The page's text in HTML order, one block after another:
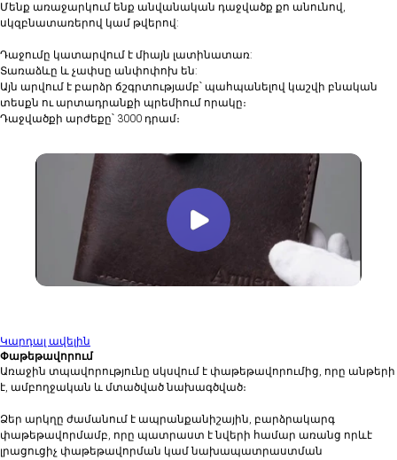
Մենք առաջարկում ենք անվանական դաջվածք քո անունով,
սկզբնատառերով կամ թվերով:
Դաջումը կատարվում է միայն լատինատառ:
Տառաձևը և չափսը անփոփոխ են:
Այն արվում է բարձր ճշգրտությամբ՝ պահպանելով կաշվի բնական
տեսքն ու արտադրանքի պրեմիում որակը։
Դաջվածքի արժեքը՝ 3000 դրամ։
Կարդալ ավելին
Փաթեթավորում
Առաջին տպավորությունը սկսվում է փաթեթավորումից, որը անթերի
է, ամբողջական և մտածված նախագծված։
Ձեր արկղը ժամանում է ապրանքանիշային, բարձրակարգ
փաթեթավորմամբ, որը պատրաստ է նվերի համար առանց որևէ
լրացուցիչ փաթեթավորման կամ նախապատրաստման